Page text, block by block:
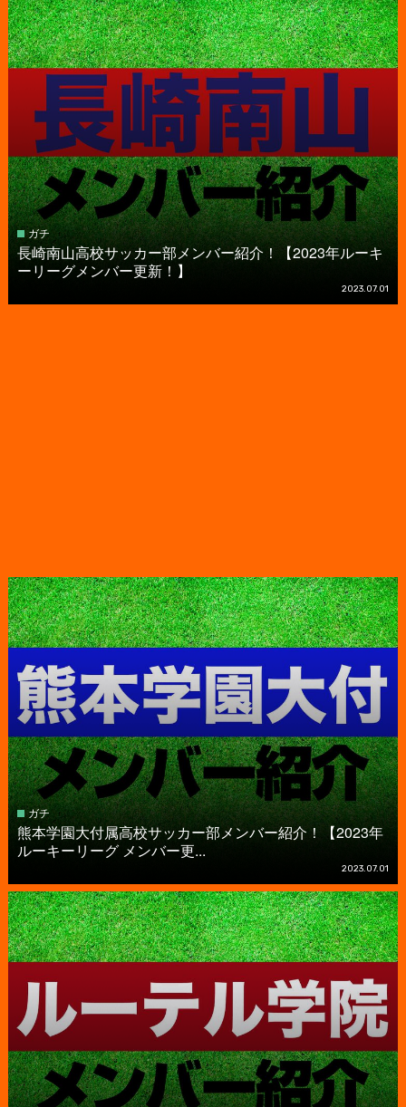
ガチ
長崎南山高校サッカー部メンバー紹介！【2023年ルーキ
ーリーグメンバー更新！】
2023.07.01
ガチ
熊本学園大付属高校サッカー部メンバー紹介！【2023年
ルーキーリーグ メンバー更...
2023.07.01